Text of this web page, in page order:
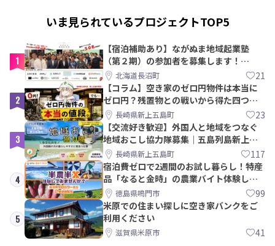
いま見られているプロジェクトTOP5
1
【宿泊補助あり】ながぬま地域起業塾
（第２期）の参加者を募集します！
【8/21〆】
北海道長沼町 21
2
【コラム】空き家のゼロ円物件は本当に
ゼロ円？残置物との戦いから得た四つの
教訓｜新上五島町
長崎県新上五島町 23
3
【交流好き歓迎】外国人と地域をつなぐ
地域おこし協力隊募集｜五島列島新上五
島町長崎県新上五島町 117
4
宿泊費ゼロで2週間のお試し暮らし！特産
品「なると金時」の農業バイト体験して
みませんか？
徳島県鳴門市 99
5
米原での住まい探しに空き家バンクをご
利用ください
滋賀県米原市 41